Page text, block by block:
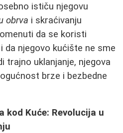
ističu njegovu
obrva i skraćivanju
da se koristi
da njegovo kućište ne sme
trajno uklanjanje, njegova
brze i bezbedne
kod Kuće: Revolucija u